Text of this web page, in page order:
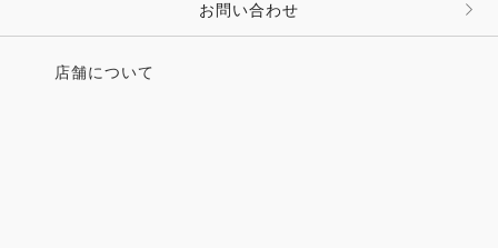
お問い合わせ
店舗について